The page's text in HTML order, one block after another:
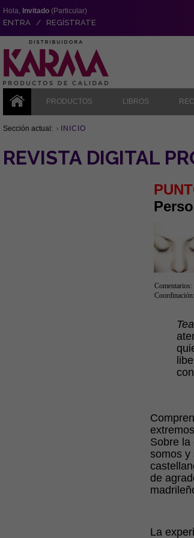
Hola, Invitado (Particular)
ENTRA / REGÍSTRATE
PRODUCTOS LIBROS
Sección actual: INICIO
REVISTA DIGITAL
Comentarios:
Sobre la
somos y
de
La